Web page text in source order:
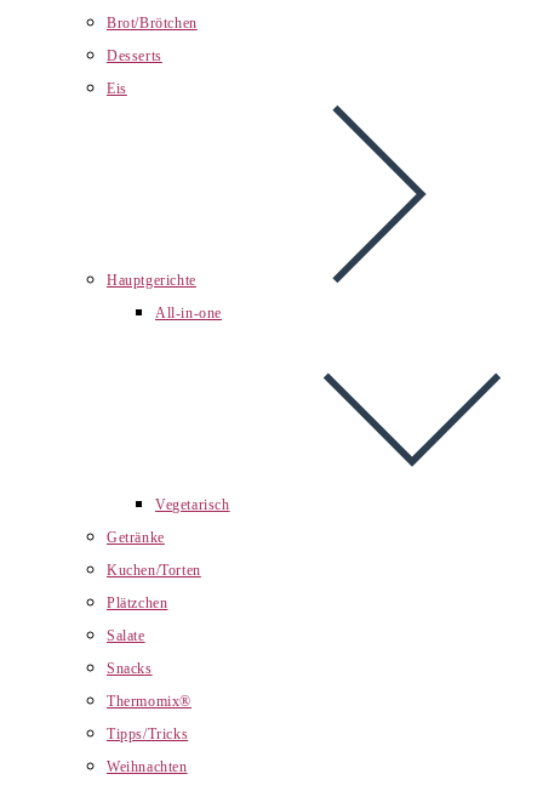
Brot/Brötchen
Desserts
Eis
Hauptgerichte
All-in-one
Vegetarisch
Getränke
Kuchen/Torten
Plätzchen
Salate
Snacks
Thermomix®
Tipps/Tricks
Weihnachten